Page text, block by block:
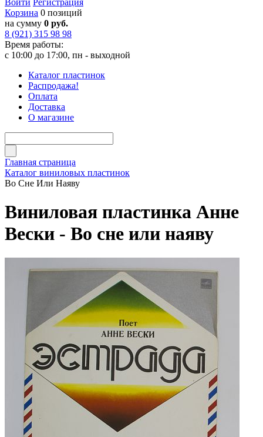
Войти Регистрация
Корзина 0 позиций
на сумму 0 руб.
8 (921) 315 98 98
Время работы:
с 10:00 до 17:00, пн - выходной
Каталог пластинок
Распродажа!
Оплата
Доставка
О магазине
Главная страница
Каталог виниловых пластинок
Во Сне Или Наяву
Виниловая пластинка Анне
Вески - Во сне или наяву